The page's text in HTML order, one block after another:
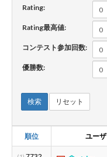
Rating:
Rating最高値:
コンテスト参加回数:
優勝数:
検索 リセット
順位 ユーザ